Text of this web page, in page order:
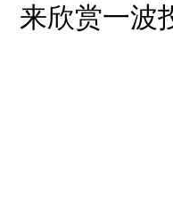
来欣赏一波